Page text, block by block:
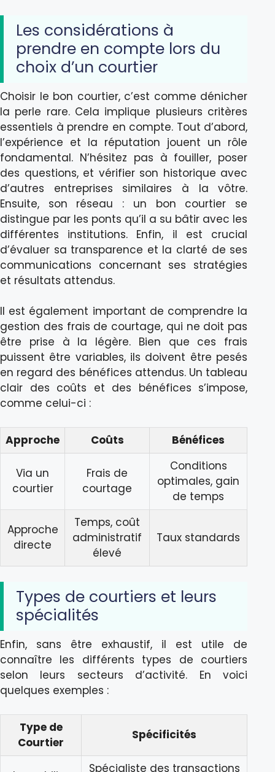
Les considérations à
prendre en compte lors du
choix d’un courtier
Choisir le bon courtier, c’est comme dénicher
la perle rare. Cela implique plusieurs critères
essentiels à prendre en compte. Tout d’abord,
l’expérience et la réputation jouent un rôle
fondamental. N’hésitez pas à fouiller, poser
des questions, et vérifier son historique avec
d’autres entreprises similaires à la vôtre.
Ensuite, son réseau : un bon courtier se
distingue par les ponts qu’il a su bâtir avec les
différentes institutions. Enfin, il est crucial
d’évaluer sa transparence et la clarté de ses
communications concernant ses stratégies
et résultats attendus.
Il est également important de comprendre la
gestion des frais de courtage, qui ne doit pas
être prise à la légère. Bien que ces frais
puissent être variables, ils doivent être pesés
en regard des bénéfices attendus. Un tableau
clair des coûts et des bénéfices s’impose,
comme celui-ci :
Approche Coûts Bénéfices
Via un
courtier
Frais de
courtage
Conditions
optimales, gain
de temps
Approche
directe
Temps, coût
administratif
élevé
Taux standards
Types de courtiers et leurs
spécialités
Enfin, sans être exhaustif, il est utile de
connaître les différents types de courtiers
selon leurs secteurs d’activité. En voici
quelques exemples :
Type de
Courtier
Spécificités
Spécialiste des transactions